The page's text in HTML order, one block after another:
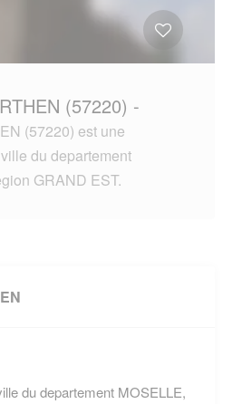
(57220) -
(57220) est une
du departement
GRAND EST.
du departement MOSELLE,